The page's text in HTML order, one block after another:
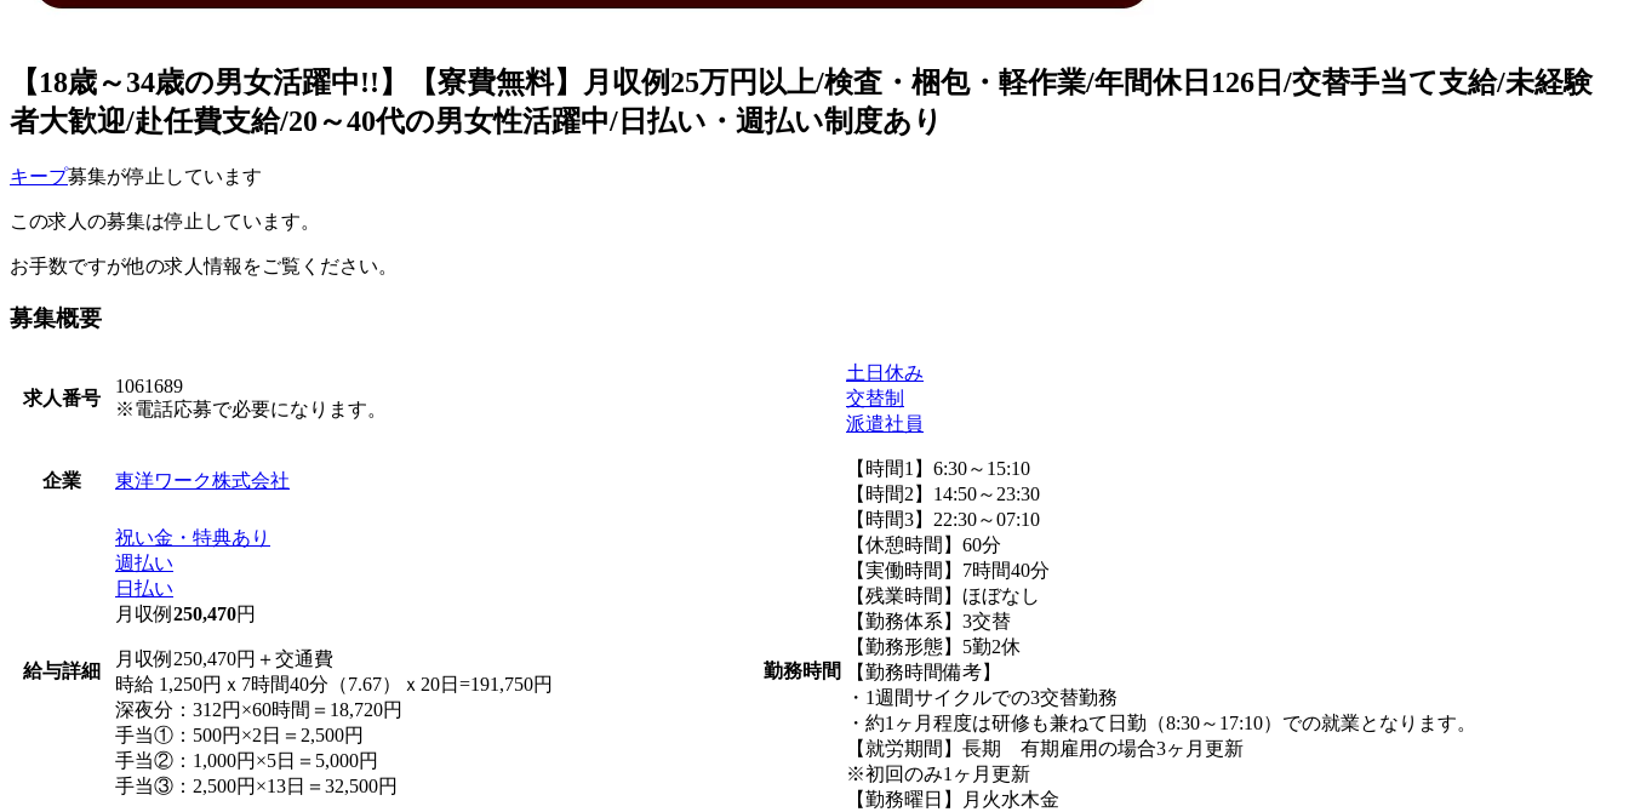
【18歳～34歳の男女活躍中!!】【寮費無料】月収例25万円以上/検査・梱包・軽作業/年間休日126日/交替手当て支給/未経験
者大歓迎/赴任費支給/20～40代の男女性活躍中/日払い・週払い制度あり
キープ募集が停止しています
この求人の募集は停止しています。
お手数ですが他の求人情報をご覧ください。
募集概要
求人番号
1061689
※電話応募で必要になります。
企業 東洋ワーク株式会社
給与詳細
祝い金・特典あり
週払い
日払い
月収例 250,470円
月収例250,470円＋交通費
時給 1,250円ｘ7時間40分（7.67）ｘ20日=191,750円
深夜分：312円×60時間＝18,720円
手当①：500円×2日＝2,500円
手当②：1,000円×5日＝5,000円
手当③：2,500円×13日＝32,500円
勤務時間
土日休み
交替制
派遣社員
【時間1】6:30～15:10
【時間2】14:50～23:30
【時間3】22:30～07:10
【休憩時間】60分
【実働時間】7時間40分
【残業時間】ほぼなし
【勤務体系】3交替
【勤務形態】5勤2休
【勤務時間備考】
・1週間サイクルでの3交替勤務
・約1ヶ月程度は研修も兼ねて日勤（8:30～17:10）での就業となります。
【就労期間】長期 有期雇用の場合3ヶ月更新
※初回のみ1ヶ月更新
【勤務曜日】月火水木金